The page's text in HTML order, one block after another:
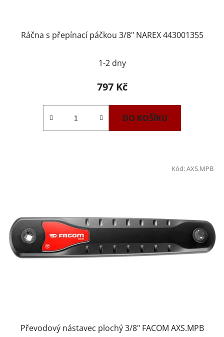
Ráčna s přepínací páčkou 3/8" NAREX 443001355
1-2 dny
797 Kč
DO KOŠÍKU
Převodový nástavec plochý 3/8" FACOM AXS.MPB
Kód:AXS.MPB